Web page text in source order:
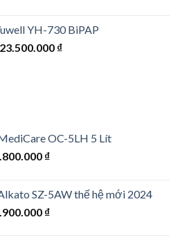
₫.30.000.000 ₫.
YH-730 BiPAP
Original
23.500.000 ₫Current
OC-5LH 5 Lít
₫.
₫Current
5.800.000 ₫.
SZ-5AW thế hệ mới 2024
₫Current